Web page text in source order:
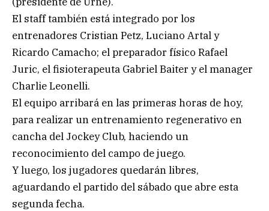
El staff también está integrado por los
entrenadores Cristian Petz, Luciano Artal y
Ricardo Camacho; el preparador físico Rafael
Juric, el fisioterapeuta Gabriel Baiter y el manager
Charlie Leonelli.
El equipo arribará en las primeras horas de hoy,
para realizar un entrenamiento regenerativo en
cancha del Jockey Club, haciendo un
reconocimiento del campo de juego.
Y luego, los jugadores quedarán libres,
aguardando el partido del sábado que abre esta
segunda fecha.